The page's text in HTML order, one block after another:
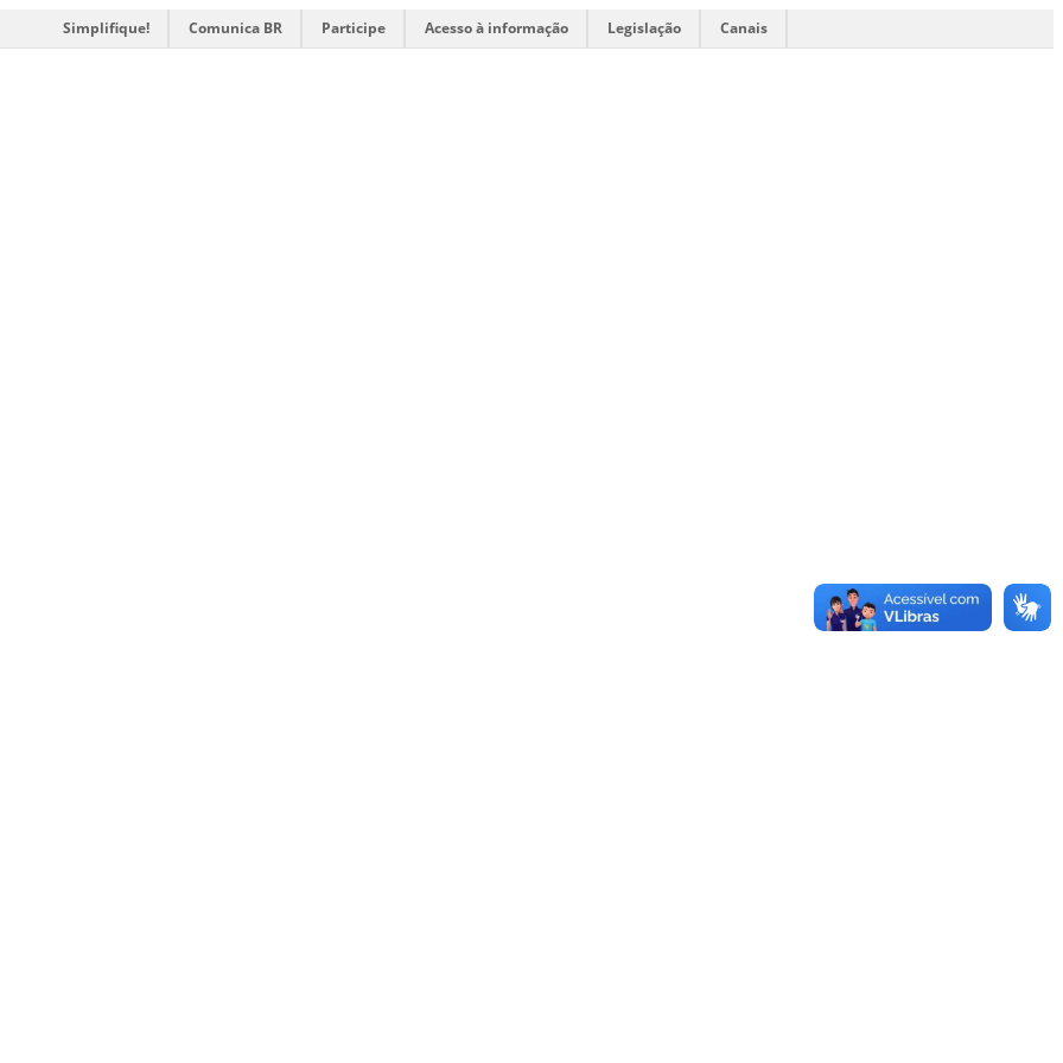
Simplifique! Comunica BR Participe Acesso à informação Legislação Canais